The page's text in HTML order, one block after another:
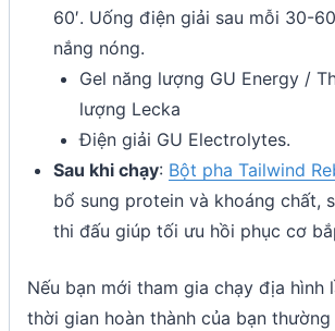
60′. Uống điện giải sau mỗi 30-
nắng nóng.
Gel năng lượng GU Energy /
lượng Lecka
Điện giải GU Electrolytes.
Sau khi chạy: Bột pha Tailwind
bổ sung protein và khoáng chất,
thi đấu giúp tối ưu hồi phục cơ
Nếu bạn mới tham gia chạy địa hình
thời gian hoàn thành của bạn